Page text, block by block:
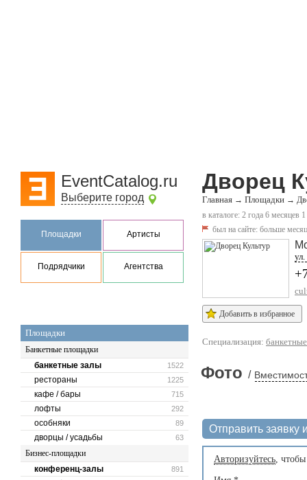
EventCatalog.ru
Выберите город
Площадки Артисты
Подрядчики Агентства
Площадки
Банкетные площадки
1522
банкетные залы
1225
рестораны
715
кафе / бары
292
лофты
89
особняки
63
дворцы / усадьбы
Бизнес-площадки
891
конференц-залы
Дворец
Главная → Площадки →
в каталоге: 2 года 6 месяцев 1
был на сайте: больше
Добавить в избранное
Специализация:
Фото /
Отправить заявку
Авторизуйтесь,